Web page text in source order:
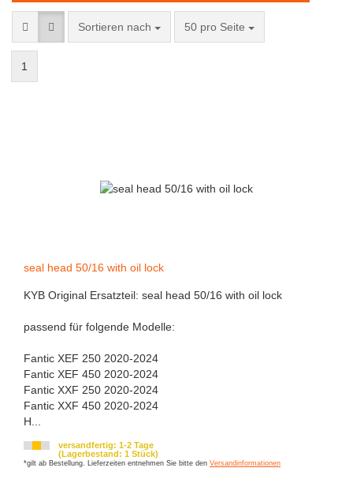
Sortieren nach 50 pro Seite
1
seal head 50/16 with oil lock
KYB Original Ersatzteil: seal head 50/16 with oil lock
passend für folgende Modelle:
Fantic XEF 250 2020-2024
Fantic XEF 450 2020-2024
Fantic XXF 250 2020-2024
Fantic XXF 450 2020-2024
H...
versandfertig: 1-2 Tage
(Lagerbestand: 1 Stück)
*gilt ab Bestellung. Lieferzeiten entnehmen Sie bitte den Versandinformationen